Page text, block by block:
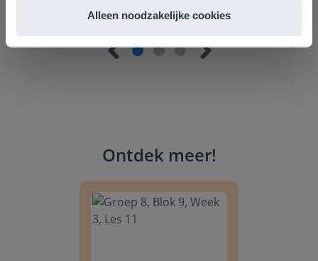
Alleen noodzakelijke cookies
Ontdek meer!